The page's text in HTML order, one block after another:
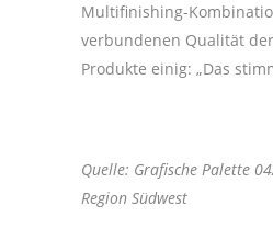
Multifinishing-
verbundenen Qualität
Produkte einig: „Das
Quelle: Grafische Palette
Region Südwest